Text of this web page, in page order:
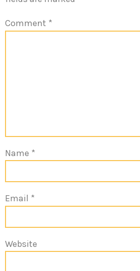
Comment *
Name *
Email *
Website